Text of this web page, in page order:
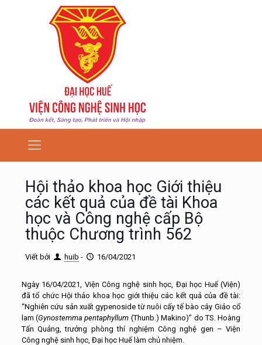
Hội thảo khoa học Giới thiệu
các kết quả của đề tài Khoa
học và Công nghệ cấp Bộ
thuộc Chương trình 562
Viết bởi huib - 16/04/2021
Ngày 16/04/2021, Viện Công nghệ sinh học, Đại học Huế (Viện)
đã tổ chức Hội thảo khoa học giới thiệu các kết quả của đề tài:
“Nghiên cứu sản xuất gypenoside từ nuôi cấy tế bào cây Giảo cổ
lam (Gynostemma pentaphyllum (Thunb.) Makino)” do TS. Hoàng
Tấn Quảng, trưởng phòng thí nghiệm Công nghệ gen – Viện
Công nghệ sinh học, Đại học Huế làm chủ nhiệm.